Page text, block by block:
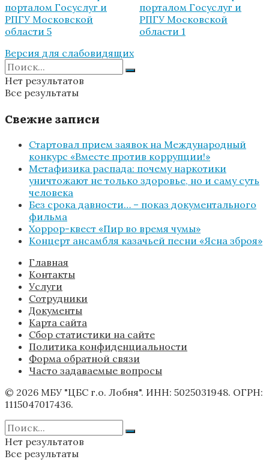
Версия для слабовидящих
Нет результатов
Все результаты
Свежие записи
Стартовал прием заявок на Международный
конкурс «Вместе против коррупции!»
Метафизика распада: почему наркотики
уничтожают не только здоровье, но и саму суть
человека
Без срока давности… – показ документального
фильма
Хоррор-квест «Пир во время чумы»
Концерт ансамбля казачьей песни «Ясна зброя»
Главная
Контакты
Услуги
Сотрудники
Документы
Карта сайта
Сбор статистики на сайте
Политика конфиденциальности
Форма обратной связи
Часто задаваемые вопросы
© 2026 МБУ "ЦБС г.о. Лобня". ИНН: 5025031948. ОГРН:
1115047017436.
Нет результатов
Все результаты